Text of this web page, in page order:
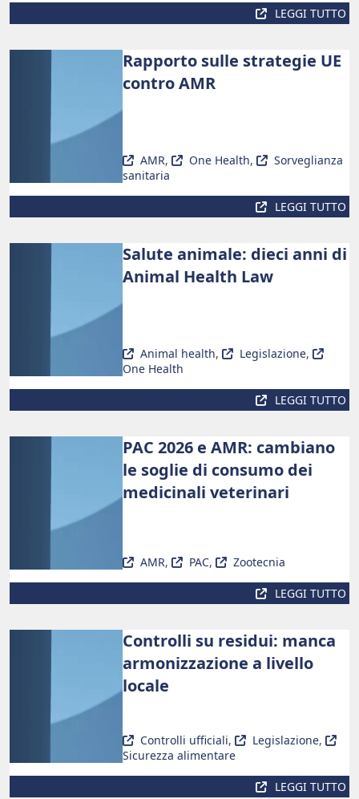
LEGGI TUTTO
Rapporto sulle strategie UE
contro AMR
AMR, One Health,
Sorveglianza
sanitaria
LEGGI TUTTO
Salute animale: dieci anni di
Animal Health Law
Animal health, Legislazione,
One Health
LEGGI TUTTO
PAC 2026 e AMR: cambiano
le soglie di consumo dei
medicinali veterinari
AMR, PAC, Zootecnia
LEGGI TUTTO
Controlli su residui: manca
armonizzazione a livello
locale
Controlli ufficiali, Legislazione,
Sicurezza alimentare
LEGGI TUTTO